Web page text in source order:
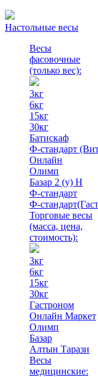
Настольные весы
Весы
фасовочные
(только вес):
3кг
6кг
15кг
30кг
Батискаф
Ф-стандарт
Онлайн
Олимп
Базар 2 (у) Н
Ф-стандарт
Ф-
Торговые весы
(масса, цена,
стоимость):
3кг
6кг
15кг
30кг
Гастроном
Онлайн Маркет
Олимп
Базар
Алтын Тарази
Весы
медицинские: